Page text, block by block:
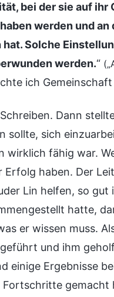
bei der sie auf
werden und
Solche
werden.“
ich
Dann
sollte, sich
wirklich fähig war.
haben. Der
Lin helfen, so gut
hatte,
er wissen muss.
und ihm
einige Ergebnisse
gemacht